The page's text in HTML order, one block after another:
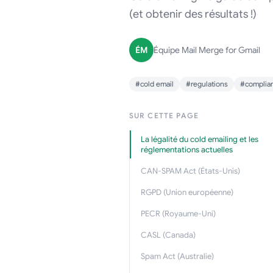
(et obtenir des résultats !)
ÉM Équipe Mail Merge for Gmail
#cold email #regulations
SUR CETTE PAGE
La légalité du cold emailing et les
réglementations actuelles
CAN-SPAM Act (États-Unis)
RGPD (Union européenne)
PECR (Royaume-Uni)
CASL (Canada)
Spam Act (Australie)